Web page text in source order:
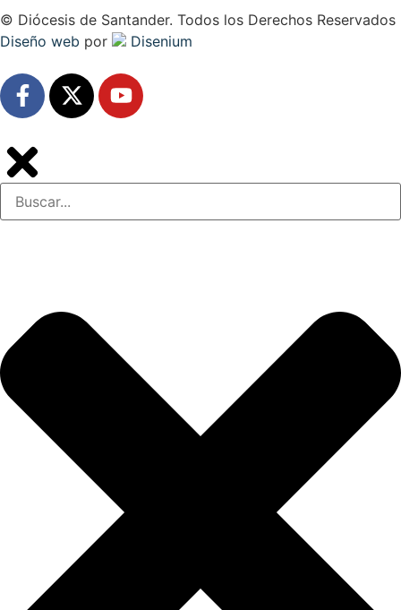
© Diócesis de Santander. Todos los Derechos Reservados
Diseño web por Disenium